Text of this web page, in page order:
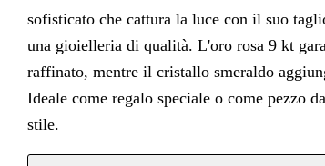
sofisticato che cattura la luce con il suo
una gioielleria di qualità. L'oro rosa 9 kt
raffinato, mentre il cristallo smeraldo
Ideale come regalo speciale o come pezzo
stile.